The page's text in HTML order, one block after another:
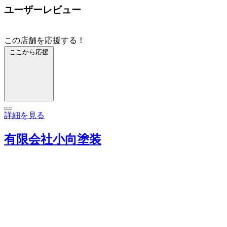
ユーザーレビュー
この店舗を応援する！
ここから応援
詳細を見る
有限会社小向塗装